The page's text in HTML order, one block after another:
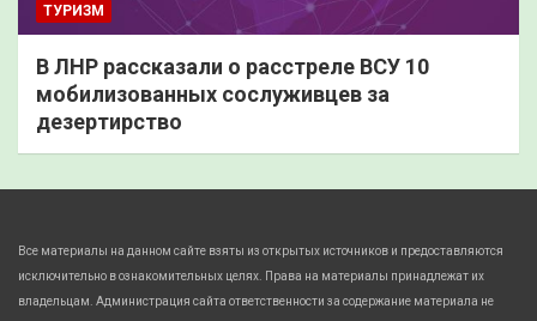
ТУРИЗМ
В ЛНР рассказали о расстреле ВСУ 10
мобилизованных сослуживцев за
дезертирство
Все материалы на данном сайте взяты из открытых источников и предоставляются
исключительно в ознакомительных целях. Права на материалы принадлежат их
владельцам. Администрация сайта ответственности за содержание материала не